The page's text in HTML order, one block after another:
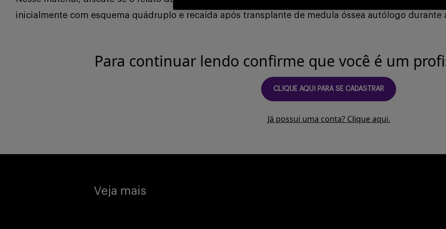
inicialmente com esquema quádruplo e recaída após transplante de medula óssea autólogo durante
Para continuar lendo confirme que você é um
CLIQUE AQUI PARA SE CADASTRAR
Já possui uma conta? Clique aqui.
Veja mais